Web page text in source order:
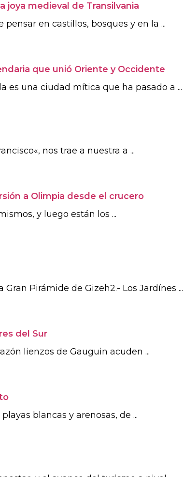
joya medieval de Transilvania
en castillos, bosques y en la ...
que unió Oriente y Occidente
es una ciudad mítica que ha pasado a ...
nos trae a nuestra a ...
a Olimpia desde el crucero
y luego están los ...
Pirámide de Gizeh2.- Los Jardínes ...
del Sur
lienzos de Gauguin acuden ...
blancas y arenosas, de ...